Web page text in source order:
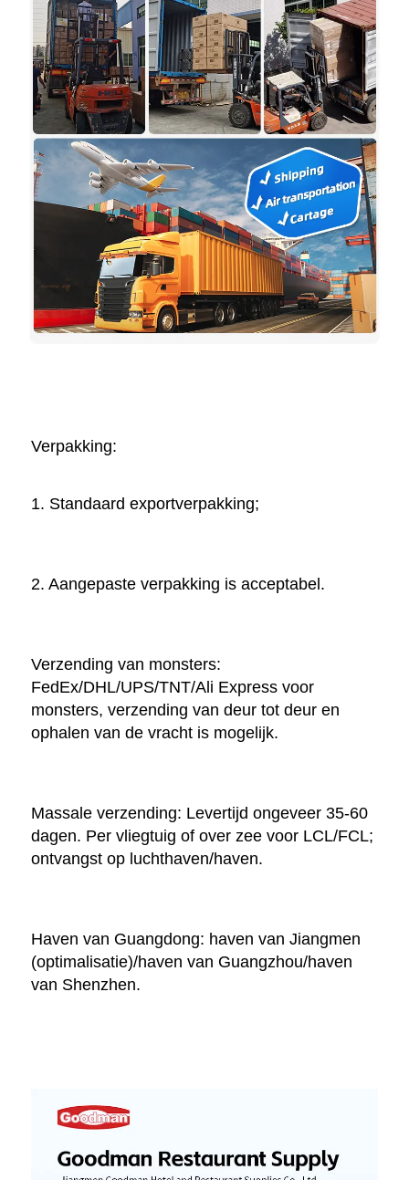
Verpakking:
1. Standaard exportverpakking;
2. Aangepaste verpakking is acceptabel.
Verzending van monsters:
FedEx/DHL/UPS/TNT/Ali Express voor
monsters, verzending van deur tot deur en
ophalen van de vracht is mogelijk.
Massale verzending: Levertijd ongeveer 35-60
dagen. Per vliegtuig of over zee voor LCL/FCL;
ontvangst op luchthaven/haven.
Haven van Guangdong: haven van Jiangmen
(optimalisatie)/haven van Guangzhou/haven
van Shenzhen.